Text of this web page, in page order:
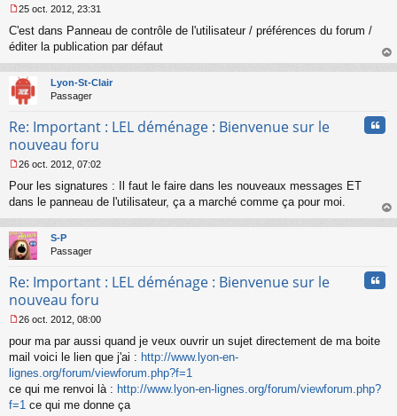
e
s
a
g
e
o
l
u
25 oct. 2012, 23:31
C'est dans Panneau de contrôle de l'utilisateur / préférences du forum /
éditer la publication par défaut
au
Lyon-St-Clair
Passager
Re: Important : LEL déménage : Bienvenue sur le
nouveau foru
e
s
a
g
e
o
l
u
26 oct. 2012, 07:02
Pour les signatures : Il faut le faire dans les nouveaux messages ET
dans le panneau de l'utilisateur, ça a marché comme ça pour moi.
au
S-P
Passager
Re: Important : LEL déménage : Bienvenue sur le
nouveau foru
e
s
s
a
g
e
26 oct. 2012, 08:00
pour ma par aussi quand je veux ouvrir un sujet directement de ma boite
mail voici le lien que j'ai : http://www.lyon-en-
lignes.org/forum/viewforum.php?f=1
ce qui me renvoi là : http://www.lyon-en-lignes.org/forum/viewforum.php?
f=1 ce qui me donne ça